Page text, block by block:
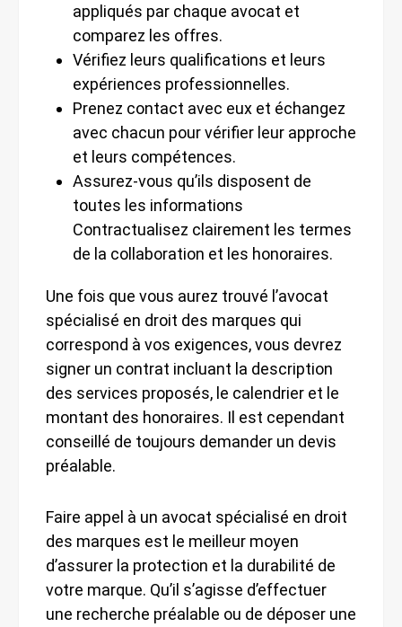
appliqués par chaque avocat et
comparez les offres.
Vérifiez leurs qualifications et leurs
expériences professionnelles.
Prenez contact avec eux et échangez
avec chacun pour vérifier leur approche
et leurs compétences.
Assurez-vous qu’ils disposent de
toutes les informations
Contractualisez clairement les termes
de la collaboration et les honoraires.
Une fois que vous aurez trouvé l’avocat
spécialisé en droit des marques qui
correspond à vos exigences, vous devrez
signer un contrat incluant la description
des services proposés, le calendrier et le
montant des honoraires. Il est cependant
conseillé de toujours demander un devis
préalable.
Faire appel à un avocat spécialisé en droit
des marques est le meilleur moyen
d’assurer la protection et la durabilité de
votre marque. Qu’il s’agisse d’effectuer
une recherche préalable ou de déposer une